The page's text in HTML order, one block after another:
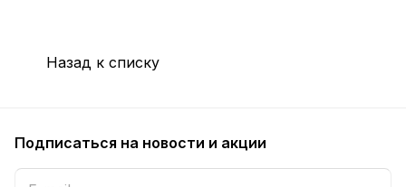
Назад к списку
Подписаться на новости и акции